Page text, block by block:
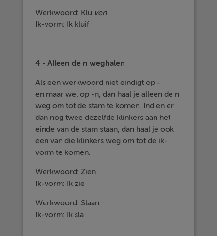
Werkwoord: Kluiven
Ik-vorm: Ik kluif
4 - Alleen de n weghalen
Als een werkwoord niet eindigt op -
en maar wel op -n, dan haal je alleen de n
weg om tot de stam te komen. Indien er
dan nog twee dezelfde klinkers aan het
einde van de stam staan, dan haal je ook
een van die klinkers weg om tot de ik-
vorm te komen.
Werkwoord: Zien
Ik-vorm: Ik zie
Werkwoord: Slaan
Ik-vorm: Ik sla